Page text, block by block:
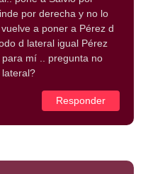
por derecha y no lo
a poner a Pérez d
d lateral igual Pérez
mí .. pregunta no
Responder